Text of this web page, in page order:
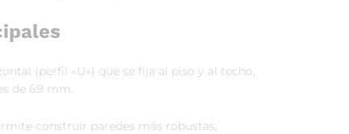
(perfil «U») que se fija al piso y al techo,
de 69 mm.
construir paredes más robustas,